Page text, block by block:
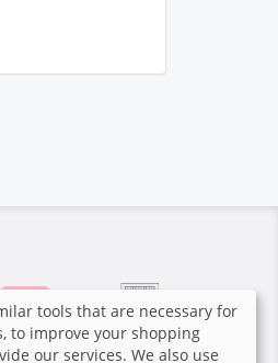
tools that are necessary for
to improve your shopping
our services. We also use